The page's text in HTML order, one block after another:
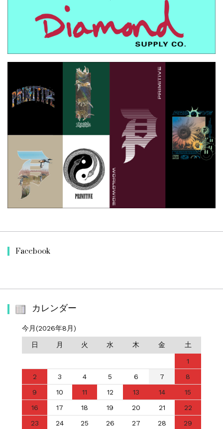
Facebook
カレンダー
今月(2026年8月)
日 月 火 水 木 金 土
1
2
3 4 5 6 7
8
9
10 11 12 13 14
15
16
17 18 19 20 21
22
23
24 25 26 27 28
29